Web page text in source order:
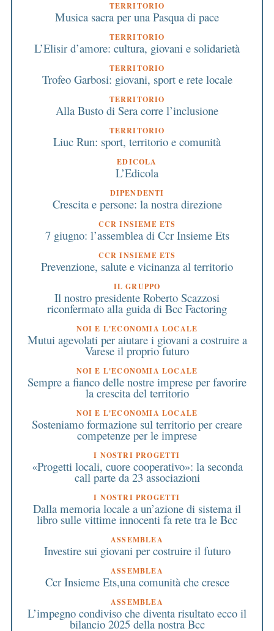
TERRITORIO
Musica sacra per una Pasqua di pace
TERRITORIO
L’Elisir d’amore: cultura, giovani e solidarietà
TERRITORIO
Trofeo Garbosi: giovani, sport e rete locale
TERRITORIO
Alla Busto di Sera corre l’inclusione
TERRITORIO
Liuc Run: sport, territorio e comunità
EDICOLA
L’Edicola
DIPENDENTI
Crescita e persone: la nostra direzione
CCR INSIEME ETS
7 giugno: l’assemblea di Ccr Insieme Ets
CCR INSIEME ETS
Prevenzione, salute e vicinanza al territorio
IL GRUPPO
Il nostro presidente Roberto Scazzosi
riconfermato alla guida di Bcc Factoring
NOI E L'ECONOMIA LOCALE
Mutui agevolati per aiutare i giovani a costruire a
Varese il proprio futuro
NOI E L'ECONOMIA LOCALE
Sempre a fianco delle nostre imprese per favorire
la crescita del territorio
NOI E L'ECONOMIA LOCALE
Sosteniamo formazione sul territorio per creare
competenze per le imprese
I NOSTRI PROGETTI
«Progetti locali, cuore cooperativo»: la seconda
call parte da 23 associazioni
I NOSTRI PROGETTI
Dalla memoria locale a un’azione di sistema il
libro sulle vittime innocenti fa rete tra le Bcc
ASSEMBLEA
Investire sui giovani per costruire il futuro
ASSEMBLEA
Ccr Insieme Ets,una comunità che cresce
ASSEMBLEA
L’impegno condiviso che diventa risultato ecco il
bilancio 2025 della nostra Bcc